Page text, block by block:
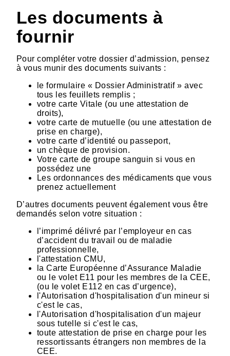
Les documents à
fournir
Pour compléter votre dossier d’admission, pensez
à vous munir des documents suivants :
le formulaire « Dossier Administratif » avec
tous les feuillets remplis ;
votre carte Vitale (ou une attestation de
droits),
votre carte de mutuelle (ou une attestation de
prise en charge),
votre carte d’identité ou passeport,
un chèque de provision.
Votre carte de groupe sanguin si vous en
possédez une
Les ordonnances des médicaments que vous
prenez actuellement
D’autres documents peuvent également vous être
demandés selon votre situation :
l’imprimé délivré par l’employeur en cas
d’accident du travail ou de maladie
professionnelle,
l'attestation CMU,
la Carte Européenne d’Assurance Maladie
ou le volet E11 pour les membres de la CEE,
(ou le volet E112 en cas d’urgence),
l'Autorisation d'hospitalisation d'un mineur si
c'est le cas,
l'Autorisation d'hospitalisation d'un majeur
sous tutelle si c'est le cas,
toute attestation de prise en charge pour les
ressortissants étrangers non membres de la
CEE.